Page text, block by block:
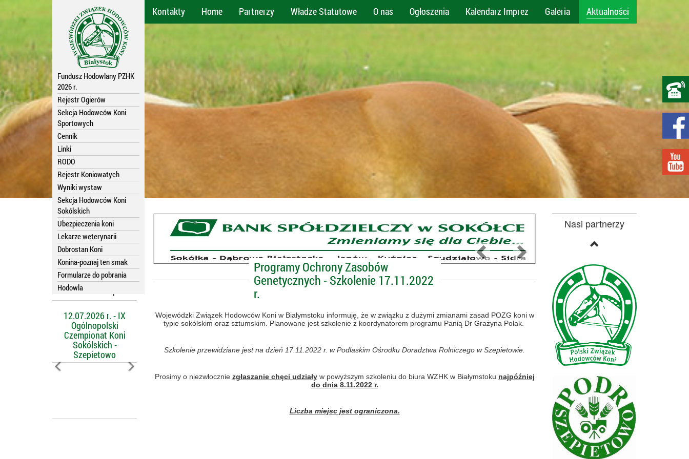
Fundusz Hodowlany PZHK
2026 r.
Rejestr Ogierów
Sekcja Hodowców Koni
Sportowych
Cennik
Linki
RODO
Rejestr Koniowatych
Wyniki wystaw
Sekcja Hodowców Koni
Sokólskich
Ubezpieczenia koni
Lekarze weterynarii
Dobrostan Koni
Konina-poznaj ten smak
Formularze do pobrania
Hodowla
Kontakty Home Partnerzy Władze Statutowe O nas Ogłoszenia Kalendarz Imprez Galeria Aktualności
Kalendarz imprez
12.07.2026 r. - IX
Ogólnopolski
Czempionat Koni
Sokólskich -
Szepietowo
PreviousNext
Programy Ochrony Zasobów
Genetycznych - Szkolenie 17.11.2022
r.
Wojewódzki Związek Hodowców Koni w Białymstoku informuję, że w związku z dużymi zmianami zasad POZG koni w
typie sokólskim oraz sztumskim. Planowane jest szkolenie z koordynatorem programu Panią Dr Grażyna Polak.
Szkolenie przewidziane jest na dzień 17.11.2022 r. w Podlaskim Ośrodku Doradztwa Rolniczego w Szepietowie.
Prosimy o niezwłocznie zgłaszanie chęci udziaływ powyższym szkoleniu do biura WZHK w Białymstoku najpóźniej
do dnia 8.11.2022 r.
Liczba miejsc jest ograniczona.
Nasi partnerzy